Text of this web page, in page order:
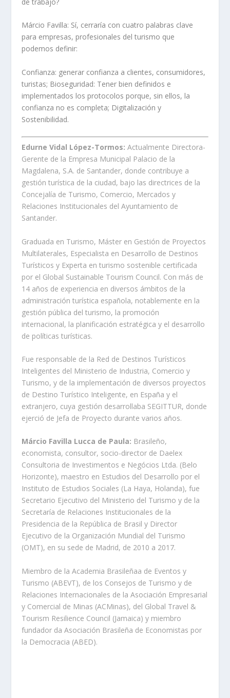
Márcio Favilla: Sí, cerraría con cuatro palabras clave
para empresas, profesionales del turismo que
podemos definir:
Confianza: generar confianza a clientes, consumidores,
turistas; Bioseguridad: Tener bien definidos e
implementados los protocolos porque, sin ellos, la
confianza no es completa; Digitalización y
Sostenibilidad.
Edurne Vidal López-Tormos: Actualmente Directora-
Gerente de la Empresa Municipal Palacio de la
Magdalena, S.A. de Santander, donde contribuye a
gestión turística de la ciudad, bajo las directrices de la
Concejalía de Turismo, Comercio, Mercados y
Relaciones Institucionales del Ayuntamiento de
Santander.
Graduada en Turismo, Máster en Gestión de Proyectos
Multilaterales, Especialista en Desarrollo de Destinos
Turísticos y Experta en turismo sostenible certificada
por el Global Sustainable Tourism Council. Con más de
14 años de experiencia en diversos ámbitos de la
administración turística española, notablemente en la
gestión pública del turismo, la promoción
internacional, la planificación estratégica y el desarrollo
de políticas turísticas.
Fue responsable de la Red de Destinos Turísticos
Inteligentes del Ministerio de Industria, Comercio y
Turismo, y de la implementación de diversos proyectos
de Destino Turístico Inteligente, en España y el
extranjero, cuya gestión desarrollaba SEGITTUR, donde
ejerció de Jefa de Proyecto durante varios años.
Márcio Favilla Lucca de Paula: Brasileño,
economista, consultor, socio-director de Daelex
Consultoria de Investimentos e Negócios Ltda. (Belo
Horizonte), maestro en Estudios del Desarrollo por el
Instituto de Estudios Sociales (La Haya, Holanda), fue
Secretario Ejecutivo del Ministerio del Turismo y de la
Secretaría de Relaciones Institucionales de la
Presidencia de la República de Brasil y Director
Ejecutivo de la Organización Mundial del Turismo
(OMT), en su sede de Madrid, de 2010 a 2017.
Miembro de la Academia Brasileñaa de Eventos y
Turismo (ABEVT), de los Consejos de Turismo y de
Relaciones Internacionales de la Asociación Empresarial
y Comercial de Minas (ACMinas), del Global Travel &
Tourism Resilience Council (Jamaica) y miembro
fundador da Asociación Brasileña de Economistas por
la Democracia (ABED).